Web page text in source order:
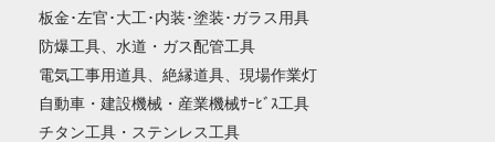
板金･左官･大工･内装･塗装･ガラス用具
防爆工具、水道・ガス配管工具
電気工事用道具、絶縁道具、現場作業灯
自動車・建設機械・産業機械ｻｰﾋﾞｽ工具
チタン工具・ステンレス工具